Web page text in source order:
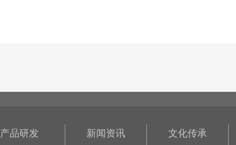
产品研发 新闻资讯 文化传承